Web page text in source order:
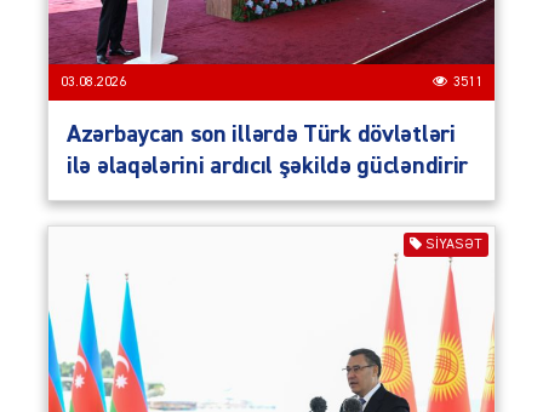
03.08.2026 3511
Azərbaycan son illərdə Türk dövlətləri
ilə əlaqələrini ardıcıl şəkildə gücləndirir
SIYASƏT